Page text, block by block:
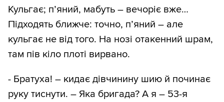
Кульгає; п’яний, мабуть – вечоріє вже…
Підходять ближче: точно, п’яний – але
кульгає не від того. На нозі отакенний шрам,
там пів кіло плоті вирвано.
- Братуха! – кидає дівчинину шию й починає
руку тиснути. – Яка бригада? А я – 53-я